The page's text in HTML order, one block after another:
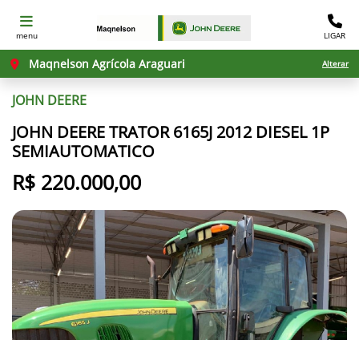
menu LIGAR
Maqnelson Agrícola Araguari Alterar
JOHN DEERE
JOHN DEERE TRATOR 6165J 2012 DIESEL 1P
SEMIAUTOMATICO
R$ 220.000,00